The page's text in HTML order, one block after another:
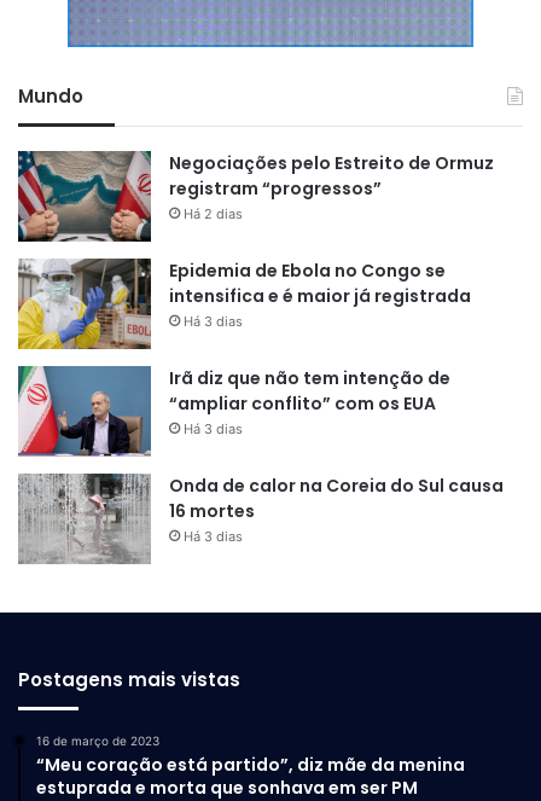
Mundo
Negociações pelo Estreito de Ormuz
registram “progressos”
Há 2 dias
Epidemia de Ebola no Congo se
intensifica e é maior já registrada
Há 3 dias
Irã diz que não tem intenção de
“ampliar conflito” com os EUA
Há 3 dias
Onda de calor na Coreia do Sul causa
16 mortes
Há 3 dias
Postagens mais vistas
16 de março de 2023
“Meu coração está partido”, diz mãe da menina
estuprada e morta que sonhava em ser PM